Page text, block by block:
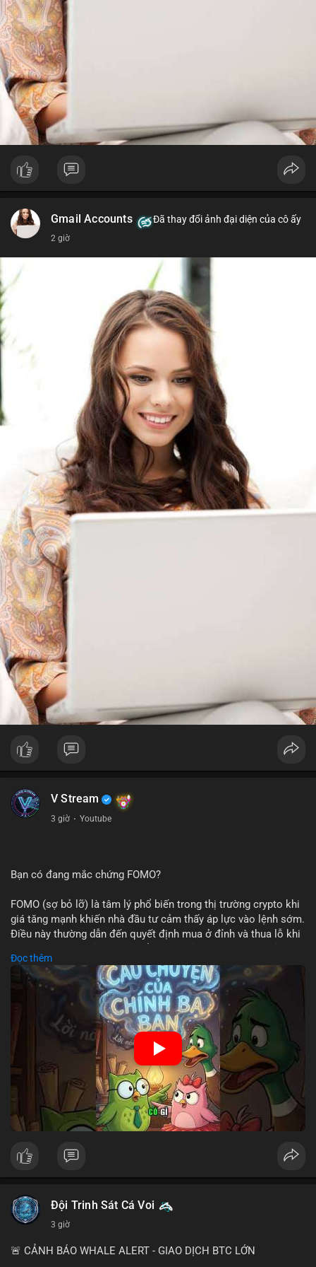
Gmail Accounts Đã thay đổi ảnh đại diện của cô ấy
2 giờ
V Stream
3 giờ · Youtube
Bạn có đang mắc chứng FOMO?
FOMO (sợ bỏ lỡ) là tâm lý phổ biến trong thị trường crypto khi
giá tăng mạnh khiến nhà đầu tư cảm thấy áp lực vào lệnh sớm.
Điều này thường dẫn đến quyết định mua ở đỉnh và thua lỗ khi
chiến lược đầu tư rõ ràng.
🎥 Xem video trực tiếp tại:
Nguồn: Cú Thông Thái
Đọc thêm
Đội Trinh Sát Cá Voi
3 giờ
🚨 CẢNH BÁO WHALE ALERT - GIAO DỊCH BTC LỚN